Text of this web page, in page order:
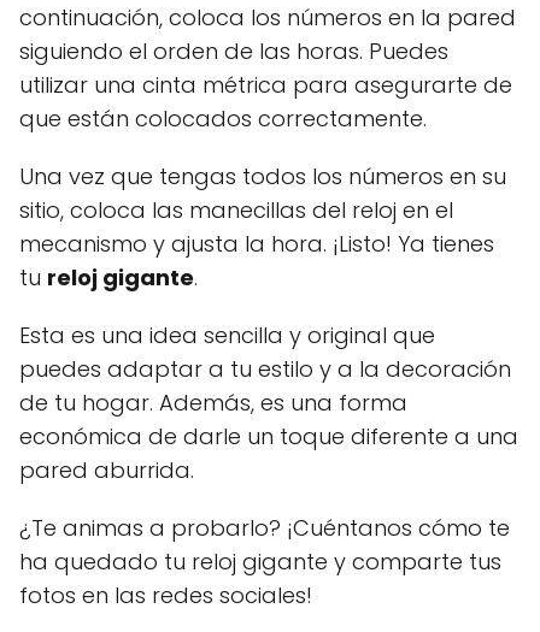
continuación, coloca los números en la pared
siguiendo el orden de las horas. Puedes
utilizar una cinta métrica para asegurarte de
que están colocados correctamente.
Una vez que tengas todos los números en su
sitio, coloca las manecillas del reloj en el
mecanismo y ajusta la hora. ¡Listo! Ya tienes
tu reloj gigante.
Esta es una idea sencilla y original que
puedes adaptar a tu estilo y a la decoración
de tu hogar. Además, es una forma
económica de darle un toque diferente a una
pared aburrida.
¿Te animas a probarlo? ¡Cuéntanos cómo te
ha quedado tu reloj gigante y comparte tus
fotos en las redes sociales!